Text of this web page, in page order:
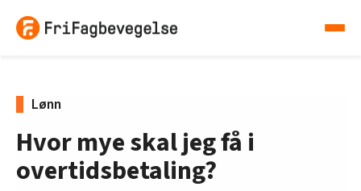
Lønn
Hvor mye skal jeg få i
overtidsbetaling?